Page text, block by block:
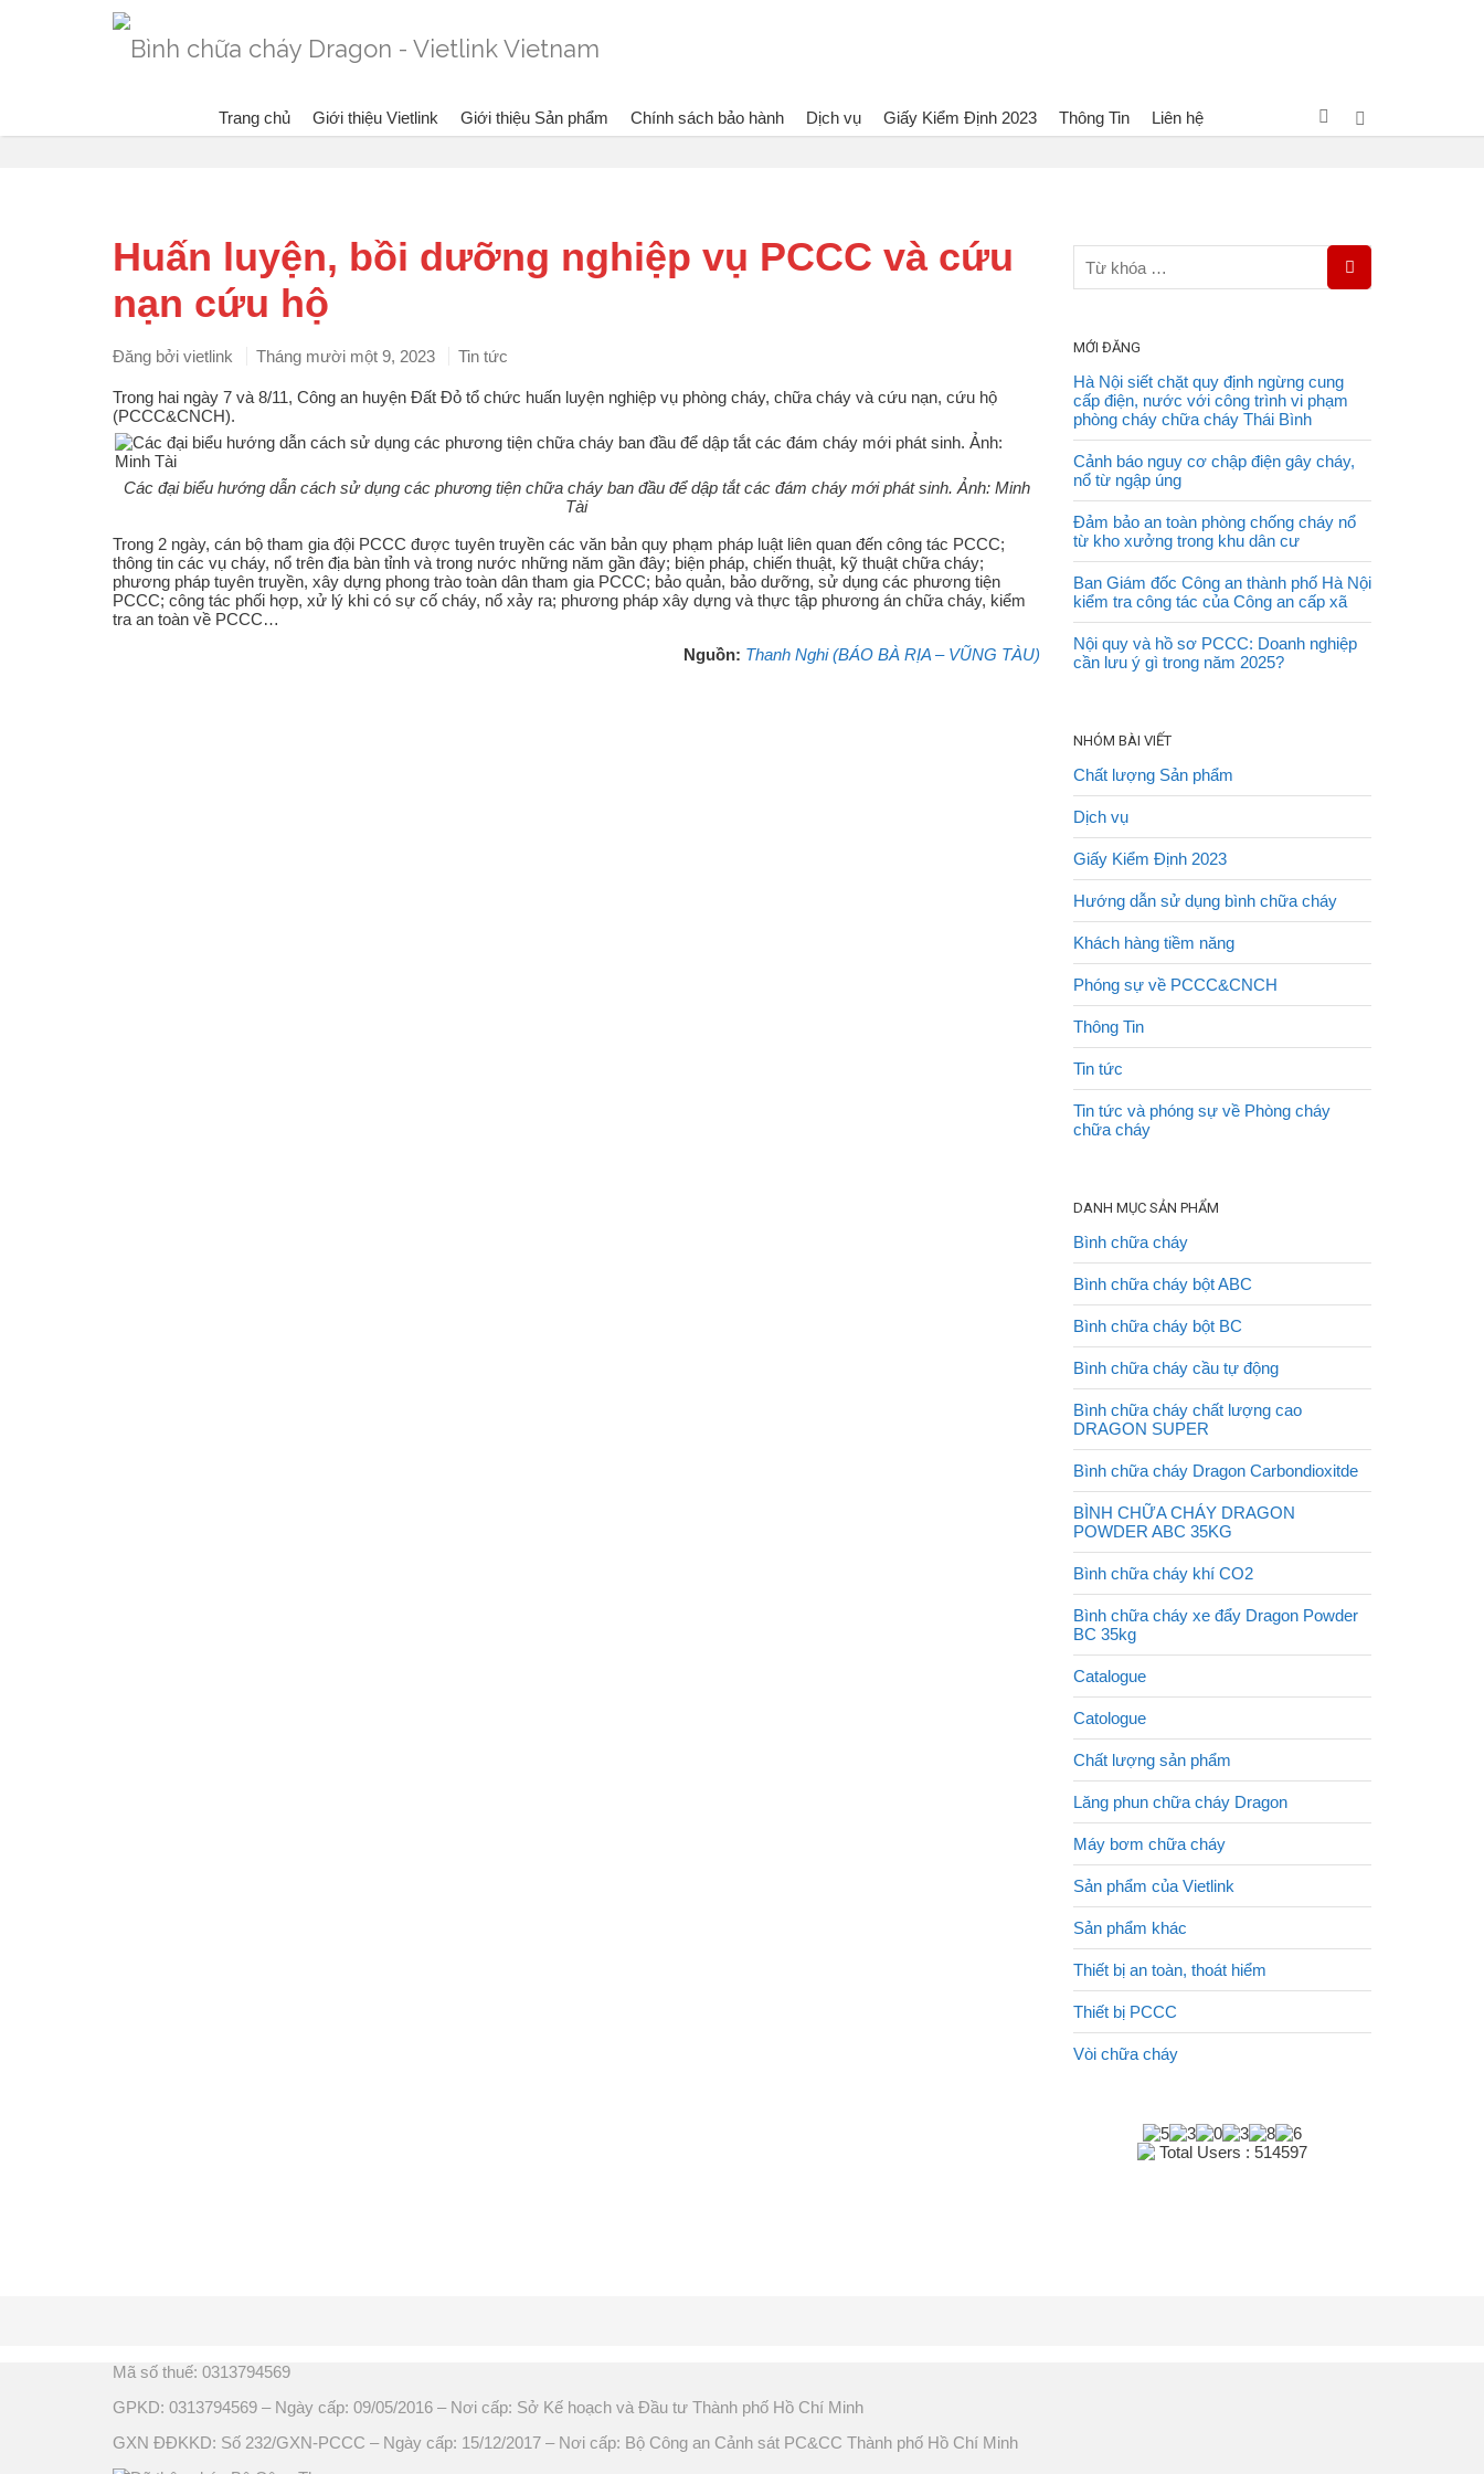
Trang chủ Giới thiệu Vietlink Giới thiệu Sản phẩm Chính sách bảo hành Dịch vụ Giấy Kiểm Định 2023 Thông Tin Liên hệ
Đang xem: Bình chữa cháy Dragon - Vietlink Vietnam Tin tức Huấn luyện, bồi dưỡng nghiệp vụ PCCC và cứu nạn cứu hộ
Huấn luyện, bồi dưỡng nghiệp vụ PCCC và cứu
nạn cứu hộ
Đăng bởi vietlink Tháng mười một 9, 2023 Tin tức
Trong hai ngày 7 và 8/11, Công an huyện Đất Đỏ tổ chức huấn luyện nghiệp vụ phòng cháy, chữa cháy và cứu nạn, cứu hộ
(PCCC&CNCH).
Các đại biểu hướng dẫn cách sử dụng các phương tiện chữa cháy ban đầu để dập tắt các đám cháy mới phát sinh. Ảnh: Minh
Tài
Trong 2 ngày, cán bộ tham gia đội PCCC được tuyên truyền các văn bản quy phạm pháp luật liên quan đến công tác PCCC;
thông tin các vụ cháy, nổ trên địa bàn tỉnh và trong nước những năm gần đây; biện pháp, chiến thuật, kỹ thuật chữa cháy;
phương pháp tuyên truyền, xây dựng phong trào toàn dân tham gia PCCC; bảo quản, bảo dưỡng, sử dụng các phương tiện
PCCC; công tác phối hợp, xử lý khi có sự cố cháy, nổ xảy ra; phương pháp xây dựng và thực tập phương án chữa cháy, kiểm
tra an toàn về PCCC…
Nguồn: Thanh Nghi (BÁO BÀ RỊA – VŨNG TÀU)
MỚI ĐĂNG
Hà Nội siết chặt quy định ngừng cung
cấp điện, nước với công trình vi phạm
phòng cháy chữa cháy Thái Bình
Cảnh báo nguy cơ chập điện gây cháy,
nổ từ ngập úng
Đảm bảo an toàn phòng chống cháy nổ
từ kho xưởng trong khu dân cư
Ban Giám đốc Công an thành phố Hà Nội
kiểm tra công tác của Công an cấp xã
Nội quy và hồ sơ PCCC: Doanh nghiệp
cần lưu ý gì trong năm 2025?
NHÓM BÀI VIẾT
Chất lượng Sản phẩm
Dịch vụ
Giấy Kiểm Định 2023
Hướng dẫn sử dụng bình chữa cháy
Khách hàng tiềm năng
Phóng sự về PCCC&CNCH
Thông Tin
Tin tức
Tin tức và phóng sự về Phòng cháy
chữa cháy
DANH MỤC SẢN PHẨM
Bình chữa cháy
Bình chữa cháy bột ABC
Bình chữa cháy bột BC
Bình chữa cháy cầu tự động
Bình chữa cháy chất lượng cao
DRAGON SUPER
Bình chữa cháy Dragon Carbondioxitde
BÌNH CHỮA CHÁY DRAGON
POWDER ABC 35KG
Bình chữa cháy khí CO2
Bình chữa cháy xe đẩy Dragon Powder
BC 35kg
Catalogue
Catologue
Chất lượng sản phẩm
Lăng phun chữa cháy Dragon
Máy bơm chữa cháy
Sản phẩm của Vietlink
Sản phẩm khác
Thiết bị an toàn, thoát hiểm
Thiết bị PCCC
Vòi chữa cháy
Total Users : 514597
Mã số thuế: 0313794569
GPKD: 0313794569 – Ngày cấp: 09/05/2016 – Nơi cấp: Sở Kế hoạch và Đầu tư Thành phố Hồ Chí Minh
GXN ĐĐKKD: Số 232/GXN-PCCC – Ngày cấp: 15/12/2017 – Nơi cấp: Bộ Công an Cảnh sát PC&CC Thành phố Hồ Chí Minh